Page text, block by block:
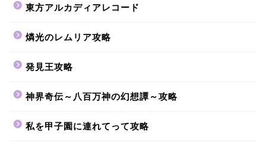
東方アルカディアレコード
燐光のレムリア攻略
発見王攻略
神界奇伝～八百万神の幻想譚～攻略
私を甲子園に連れてって攻略